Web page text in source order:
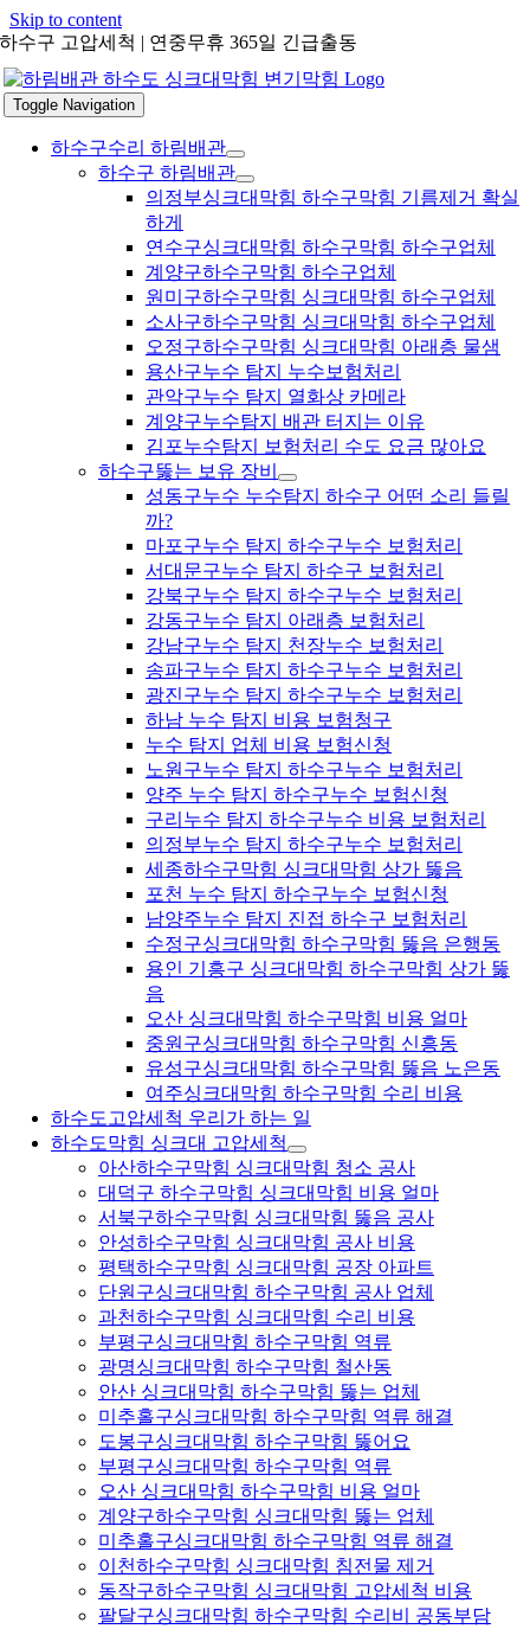
Skip to content
하수구 고압세척 | 연중무휴 365일 긴급출동
Toggle Navigation
하수구수리 하림배관
하수구 하림배관
의정부싱크대막힘 하수구막힘 기름제거 확실
하게
연수구싱크대막힘 하수구막힘 하수구업체
계양구하수구막힘 하수구업체
원미구하수구막힘 싱크대막힘 하수구업체
소사구하수구막힘 싱크대막힘 하수구업체
오정구하수구막힘 싱크대막힘 아래층 물샘
용산구누수 탐지 누수보험처리
관악구누수 탐지 열화상 카메라
계양구누수탐지 배관 터지는 이유
김포누수탐지 보험처리 수도 요금 많아요
하수구뚫는 보유 장비
성동구누수 누수탐지 하수구 어떤 소리 들릴
까?
마포구누수 탐지 하수구누수 보험처리
서대문구누수 탐지 하수구 보험처리
강북구누수 탐지 하수구누수 보험처리
강동구누수 탐지 아래층 보험처리
강남구누수 탐지 천장누수 보험처리
송파구누수 탐지 하수구누수 보험처리
광진구누수 탐지 하수구누수 보험처리
하남 누수 탐지 비용 보험청구
누수 탐지 업체 비용 보험신청
노원구누수 탐지 하수구누수 보험처리
양주 누수 탐지 하수구누수 보험신청
구리누수 탐지 하수구누수 비용 보험처리
의정부누수 탐지 하수구누수 보험처리
세종하수구막힘 싱크대막힘 상가 뚫음
포천 누수 탐지 하수구누수 보험신청
남양주누수 탐지 진접 하수구 보험처리
수정구싱크대막힘 하수구막힘 뚫음 은행동
용인 기흥구 싱크대막힘 하수구막힘 상가 뚫
음
오산 싱크대막힘 하수구막힘 비용 얼마
중원구싱크대막힘 하수구막힘 신흥동
유성구싱크대막힘 하수구막힘 뚫음 노은동
여주싱크대막힘 하수구막힘 수리 비용
하수도고압세척 우리가 하는 일
하수도막힘 싱크대 고압세척
아산하수구막힘 싱크대막힘 청소 공사
대덕구 하수구막힘 싱크대막힘 비용 얼마
서북구하수구막힘 싱크대막힘 뚫음 공사
안성하수구막힘 싱크대막힘 공사 비용
평택하수구막힘 싱크대막힘 공장 아파트
단원구싱크대막힘 하수구막힘 공사 업체
과천하수구막힘 싱크대막힘 수리 비용
부평구싱크대막힘 하수구막힘 역류
광명싱크대막힘 하수구막힘 철산동
안산 싱크대막힘 하수구막힘 뚫는 업체
미추홀구싱크대막힘 하수구막힘 역류 해결
도봉구싱크대막힘 하수구막힘 뚫어요
부평구싱크대막힘 하수구막힘 역류
오산 싱크대막힘 하수구막힘 비용 얼마
계양구하수구막힘 싱크대막힘 뚫는 업체
미추홀구싱크대막힘 하수구막힘 역류 해결
이천하수구막힘 싱크대막힘 침전물 제거
동작구하수구막힘 싱크대막힘 고압세척 비용
팔달구싱크대막힘 하수구막힘 수리비 공동부담